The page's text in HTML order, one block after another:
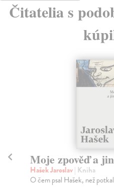
Čitatelia s
Moje zpověď a
Hašek Jaroslav| Kniha
O čem psal Hašek, než